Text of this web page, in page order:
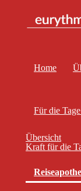
Home
Für die
Übersicht
Kraft für die